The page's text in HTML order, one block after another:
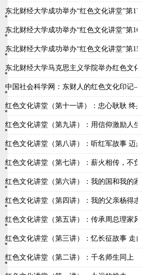
东北财经大学成功举办“红色文化讲堂”第
东北财经大学成功举办“红色文化讲堂”第
东北财经大学成功举办“红色文化讲堂”第
东北财经大学马克思主义学院举办红色文
中国社会科学网：东财人的红色文化印记
红色文化讲堂（第十一讲）：忠心耿耿 终
红色文化讲堂（第九讲）：用信仰激励人生
红色文化讲堂（第八讲）：听红军故事 迈
红色文化讲堂（第七讲）：薪火相传，不
红色文化讲堂（第六讲）：我的国和我的家
红色文化讲堂（第四讲）：我的父亲杨得志
红色文化讲堂（第五讲）：传承周总理家风
红色文化讲堂（第三讲）：忆长征故事 走
红色文化讲堂（第二讲）：千名师生同上《